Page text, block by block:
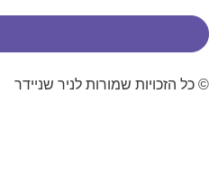
© כל הזכויות שמורות לניר שניידר